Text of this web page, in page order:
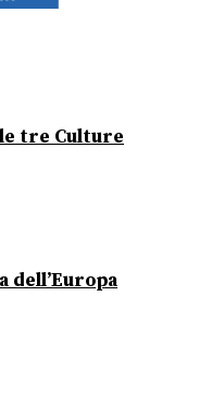
tre Culture
dell’Europa